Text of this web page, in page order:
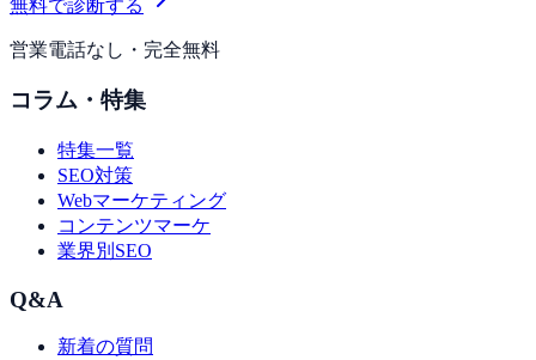
無料で診断する
営業電話なし・完全無料
コラム・特集
特集一覧
SEO対策
Webマーケティング
コンテンツマーケ
業界別SEO
Q&A
新着の質問